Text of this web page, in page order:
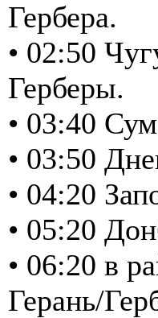
Гербера.
• 02:50
Герберы.
• 03:40
• 03:50
• 04:20
• 05:20
• 06:20 в
Герань/